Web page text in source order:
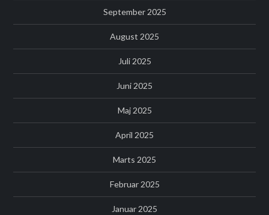
September 2025
August 2025
Juli 2025
Juni 2025
Maj 2025
April 2025
Marts 2025
Februar 2025
Januar 2025